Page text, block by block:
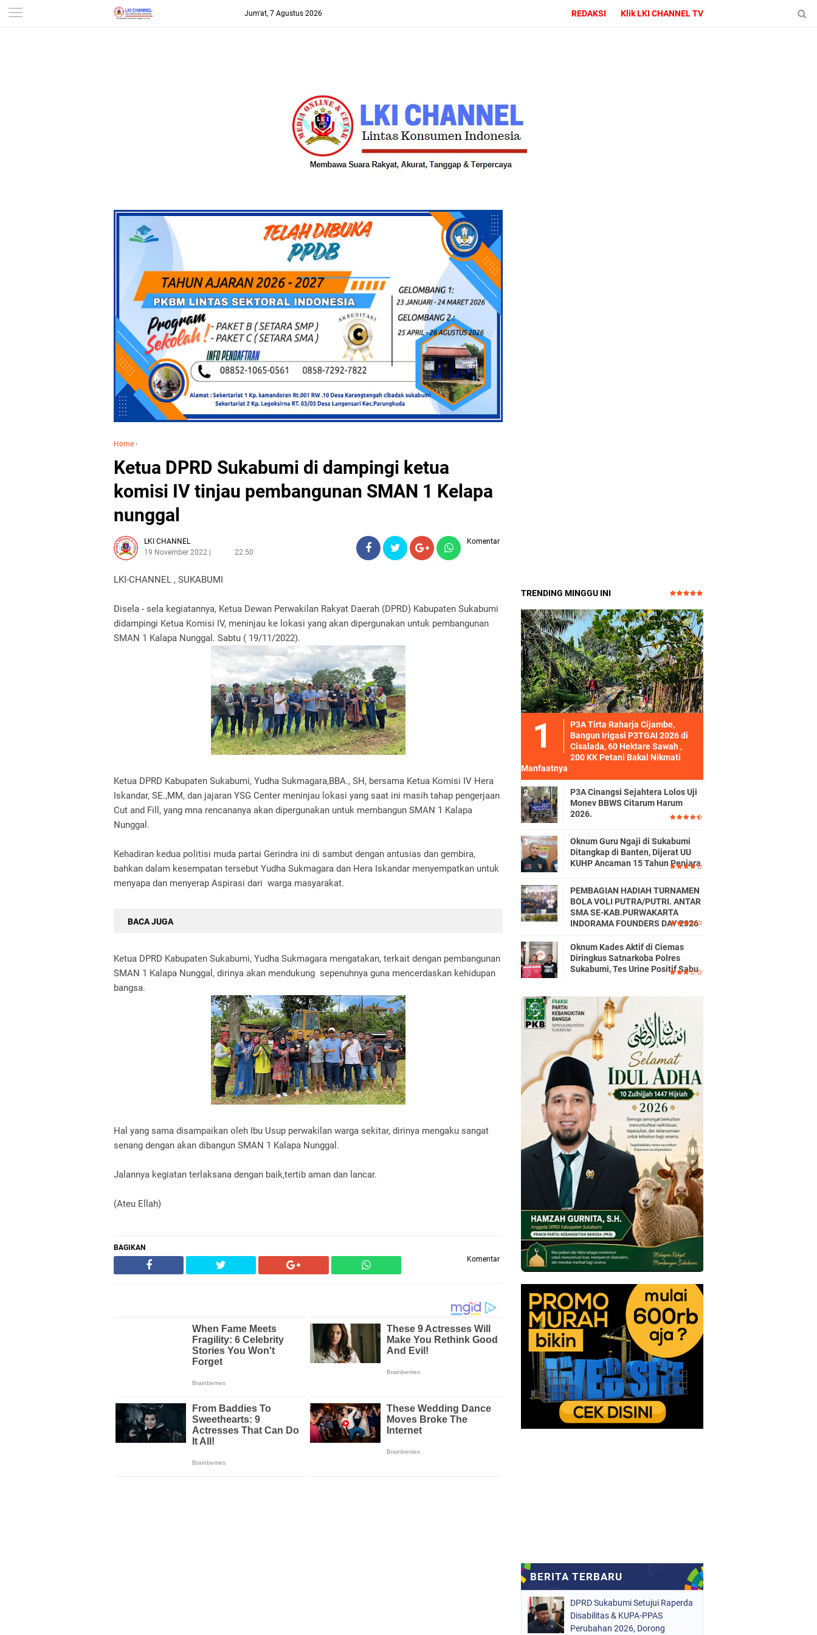
-->
Jum'at, 7 Agustus 2026 REDAKSI Klik LKI CHANNEL TV
Home ›
Ketua DPRD Sukabumi di dampingi ketua
komisi IV tinjau pembangunan SMAN 1 Kelapa
nunggal
LKI CHANNEL
19 November 2022
22:50
Komentar
LKI-CHANNEL , SUKABUMI
Disela - sela kegiatannya, Ketua Dewan Perwakilan Rakyat Daerah (DPRD) Kabupaten Sukabumi
didampingi Ketua Komisi IV, meninjau ke lokasi yang akan dipergunakan untuk pembangunan
SMAN 1 Kalapa Nunggal. Sabtu ( 19/11/2022).
Ketua DPRD Kabupaten Sukabumi, Yudha Sukmagara,BBA., SH, bersama Ketua Komisi IV Hera
Iskandar, SE.,MM, dan jajaran YSG Center meninjau lokasi yang saat ini masih tahap pengerjaan
Cut and Fill, yang mna rencananya akan dipergunakan untuk membangun SMAN 1 Kalapa
Nunggal.
Kehadiran kedua politisi muda partai Gerindra ini di sambut dengan antusias dan gembira,
bahkan dalam kesempatan tersebut Yudha Sukmagara dan Hera Iskandar menyempatkan untuk
menyapa dan menyerap Aspirasi dari warga masyarakat.
BACA JUGA
Ketua DPRD Kabupaten Sukabumi, Yudha Sukmagara mengatakan, terkait dengan pembangunan
SMAN 1 Kalapa Nunggal, dirinya akan mendukung sepenuhnya guna mencerdaskan kehidupan
bangsa.
Hal yang sama disampaikan oleh Ibu Usup perwakilan warga sekitar, dirinya mengaku sangat
senang dengan akan dibangun SMAN 1 Kalapa Nunggal.
Jalannya kegiatan terlaksana dengan baik,tertib aman dan lancar.
(Ateu Ellah)
BAGIKAN
Komentar
TRENDING MINGGU INI
P3A Tirta Raharja Cijambe,
Bangun Irigasi P3TGAI 2026 di
Cisalada, 60 Hektare Sawah ,
200 KK Petani Bakal Nikmati
Manfaatnya
P3A Cinangsi Sejahtera Lolos Uji
Monev BBWS Citarum Harum
2026.
Oknum Guru Ngaji di Sukabumi
Ditangkap di Banten, Dijerat UU
KUHP Ancaman 15 Tahun Penjara
PEMBAGIAN HADIAH TURNAMEN
BOLA VOLI PUTRA/PUTRI. ANTAR
SMA SE-KAB.PURWAKARTA
INDORAMA FOUNDERS DAY 2026
Oknum Kades Aktif di Ciemas
Diringkus Satnarkoba Polres
Sukabumi, Tes Urine Positif Sabu
DPRD Sukabumi Setujui Raperda
Disabilitas & KUPA-PPAS
Perubahan 2026, Dorong